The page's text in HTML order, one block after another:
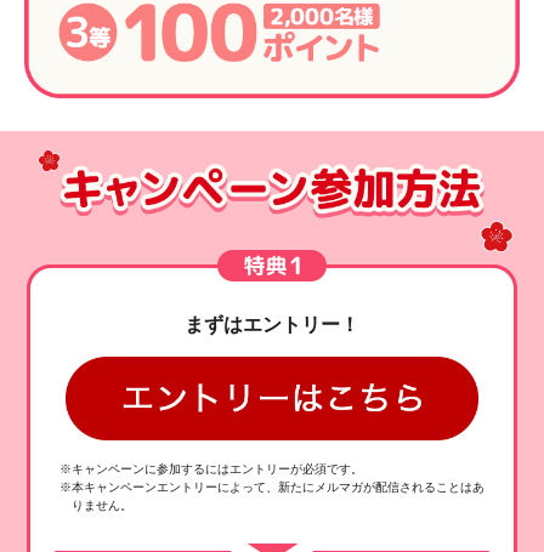
まずはエントリー！
※キャンペーンに参加するにはエントリーが必須です。
※本キャンペーンエントリーによって、新たにメルマガが配信されることはあ
りません。